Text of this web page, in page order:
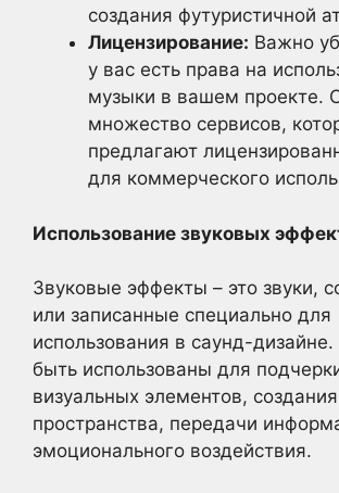
создания футуристичной
Лицензирование: Важно
у вас есть права на
музыки в вашем проекте.
множество сервисов,
предлагают
для коммерческого
Использование звуковых
Звуковые эффекты – это звуки,
или записанные специально для
использования в саунд-
быть использованы для
визуальных элементов,
пространства, передачи
эмоционального воздействия.